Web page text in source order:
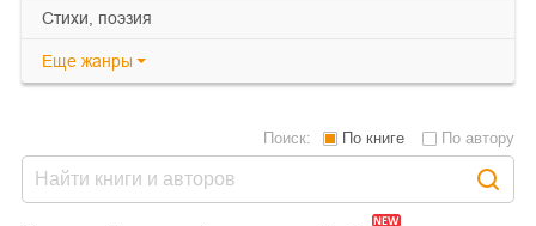
cтихи, поэзия
Еще жанры
Поиск: По книге По автору